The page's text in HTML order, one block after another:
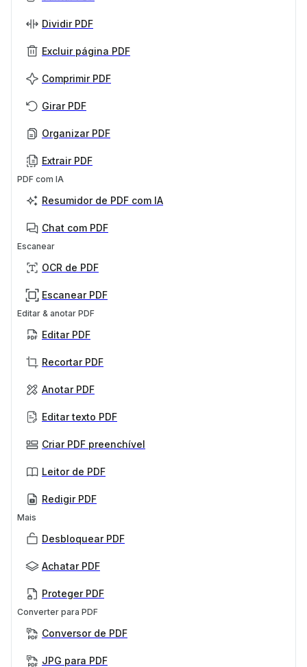
Dividir PDF
Excluir página PDF
Comprimir PDF
Girar PDF
Organizar PDF
Extrair PDF
PDF com IA
Resumidor de PDF com IA
Chat com PDF
Escanear
OCR de PDF
Escanear PDF
Editar & anotar PDF
Editar PDF
Recortar PDF
Anotar PDF
Editar texto PDF
Criar PDF preenchível
Leitor de PDF
Redigir PDF
Mais
Desbloquear PDF
Achatar PDF
Proteger PDF
Converter para PDF
Conversor de PDF
JPG para PDF